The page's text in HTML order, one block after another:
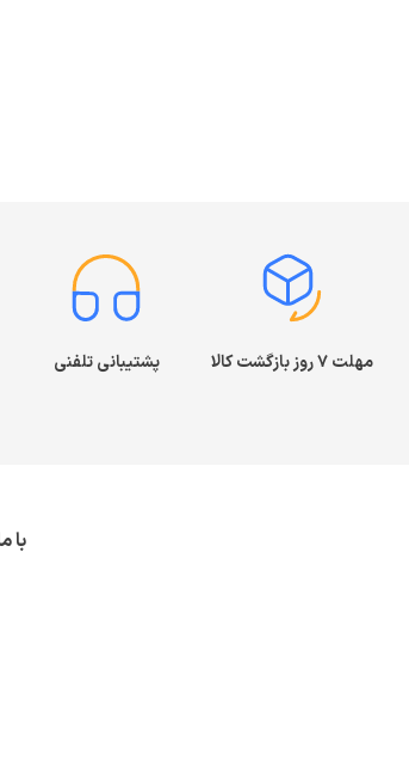
مهلت ۷ روز بازگشت کالا پشتیبانی تلفنی
با